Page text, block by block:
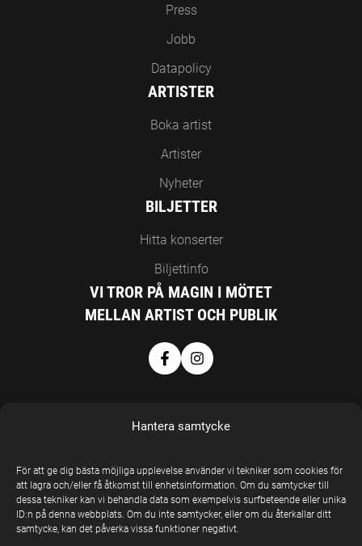
Hantera samtycke
För att ge dig bästa möjliga upplevelse använder vi tekniker som cookies för
att lagra och/eller få åtkomst till enhetsinformation. Om du samtycker till
dessa tekniker kan vi behandla data som exempelvis surfbeteende eller unika
ID:n på denna webbplats. Om du inte samtycker, eller om du återkallar ditt
samtycke, kan det påverka vissa funktioner negativt.
Press
Jobb
Datapolicy
ARTISTER
Boka artist
Artister
Nyheter
BILJETTER
Hitta konserter
Biljettinfo
VI TROR PÅ MAGIN I MÖTET
MELLAN ARTIST OCH PUBLIK
EN DEL AV
UNITED STAGE
GROUP